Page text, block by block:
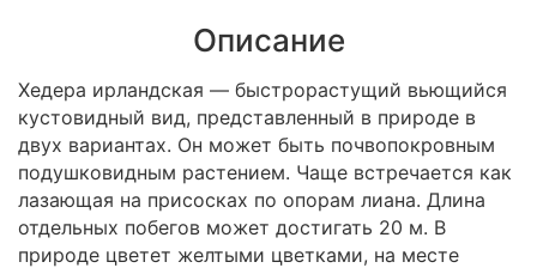
Описание
Хедера ирландская — быстрорастущий вьющийся
кустовидный вид, представленный в природе в
двух вариантах. Он может быть почвопокровным
подушковидным растением. Чаще встречается как
лазающая на присосках по опорам лиана. Длина
отдельных побегов может достигать 20 м. В
природе цветет желтыми цветками, на месте